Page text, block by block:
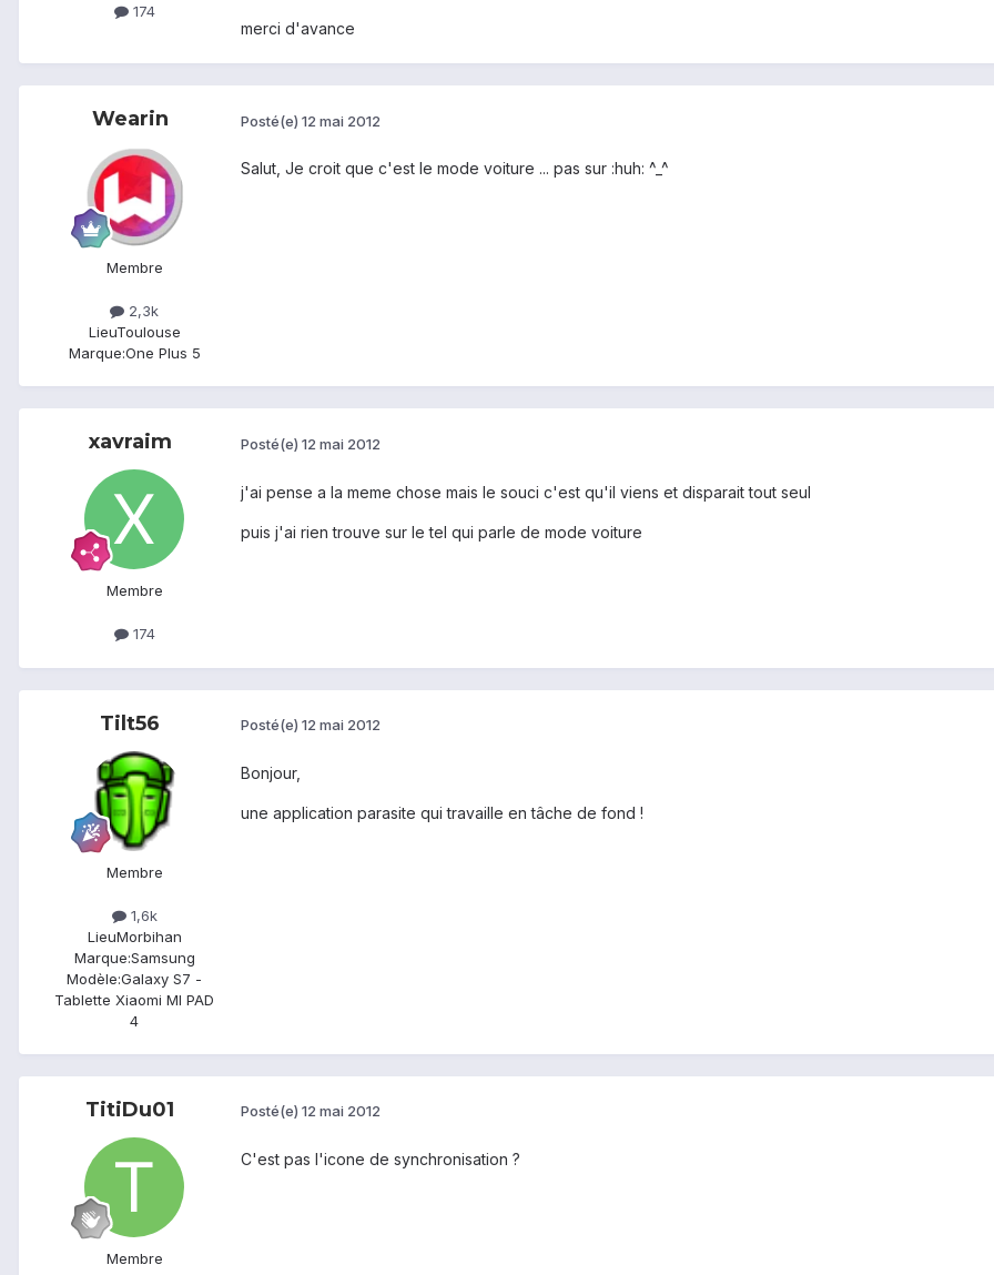
174
merci d'avance
Wearin
Membre
2,3k
LieuToulouse
Marque:One Plus 5
Posté(e) 12 mai 2012
Salut, Je croit que c'est le mode voiture ... pas sur :huh: ^_^
xavraim
Membre
174
Posté(e) 12 mai 2012
j'ai pense a la meme chose mais le souci c'est qu'il viens et disparait tout seul
puis j'ai rien trouve sur le tel qui parle de mode voiture
Tilt56
Membre
1,6k
LieuMorbihan
Marque:Samsung
Modèle:Galaxy S7 -
Tablette Xiaomi MI PAD
4
Posté(e) 12 mai 2012
Bonjour,
une application parasite qui travaille en tâche de fond !
TitiDu01
Membre
Posté(e) 12 mai 2012
C'est pas l'icone de synchronisation ?